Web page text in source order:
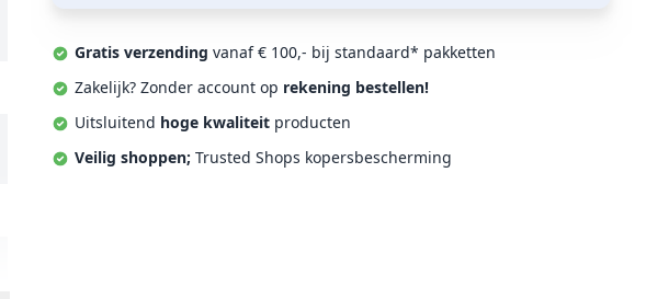
Gratis verzending vanaf € 100,- bij standaard* pakketten
Zakelijk? Zonder account op rekening bestellen!
Uitsluitend hoge kwaliteit producten
Veilig shoppen; Trusted Shops kopersbescherming